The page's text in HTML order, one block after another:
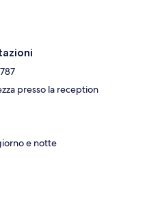
presso la reception
e notte